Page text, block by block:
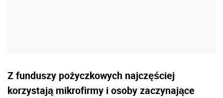
Z funduszy pożyczkowych najczęściej
korzystają mikrofirmy i osoby zaczynające